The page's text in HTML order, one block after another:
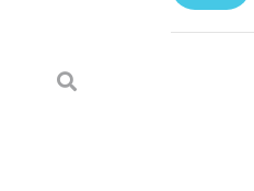
Ga erop
soepele
integratie